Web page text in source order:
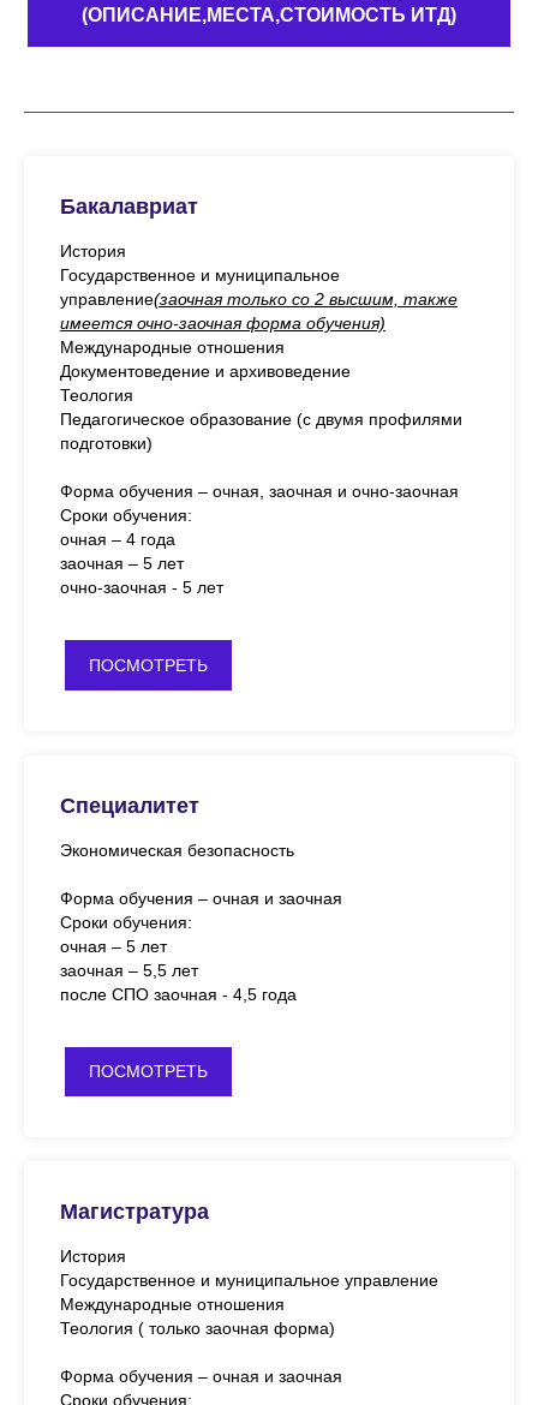
(ОПИСАНИЕ,МЕСТА,СТОИМОСТЬ ИТД)
Бакалавриат
История
Государственное и муниципальное
управление(заочная только со 2 высшим, также
имеется очно-заочная форма обучения)
Международные отношения
Документоведение и архивоведение
Теология
Педагогическое образование (с двумя профилями
подготовки)
Форма обучения – очная, заочная и очно-заочная
Сроки обучения:
очная – 4 года
заочная – 5 лет
очно-заочная - 5 лет
ПОСМОТРЕТЬ
Специалитет
Экономическая безопасность
Форма обучения – очная и заочная
Сроки обучения:
очная – 5 лет
заочная – 5,5 лет
после СПО заочная - 4,5 года
ПОСМОТРЕТЬ
Магистратура
История
Государственное и муниципальное управление
Международные отношения
Теология ( только зaочная форма)
Форма обучения – очная и заочная
Сроки обучения: